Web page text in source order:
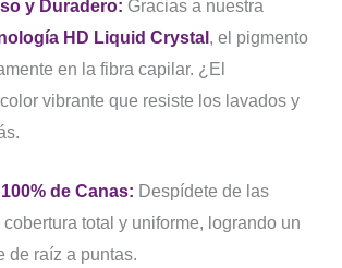
y Duradero: Gracias a nuestra
HD Liquid Crystal , el pigmento
en la fibra capilar. ¿El
vibrante que resiste los lavados y
de Canas: Despídete de las
total y uniforme, logrando un
de raíz a puntas.